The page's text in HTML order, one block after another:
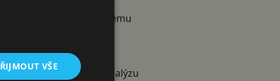
energie, díky kterému
dobu.
podrobnější analýzu
VŠE